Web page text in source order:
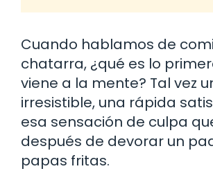
Cuando hablamos de
chatarra, ¿qué es lo
viene a la mente? Tal vez
irresistible, una rápida
esa sensación de culpa
después de devorar un
papas fritas.